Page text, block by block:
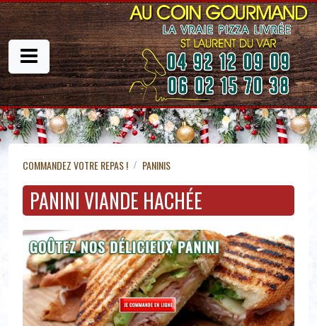
COMMANDEZ VOTRE REPAS ! PANINIS
PANINI VIANDE HACHÉE